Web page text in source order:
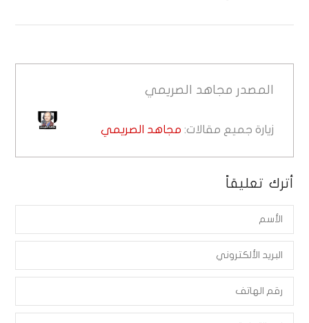
المصدر مجاهد الصريمي
زيارة جميع مقالات: مجاهد الصريمي
أترك تعليقاً